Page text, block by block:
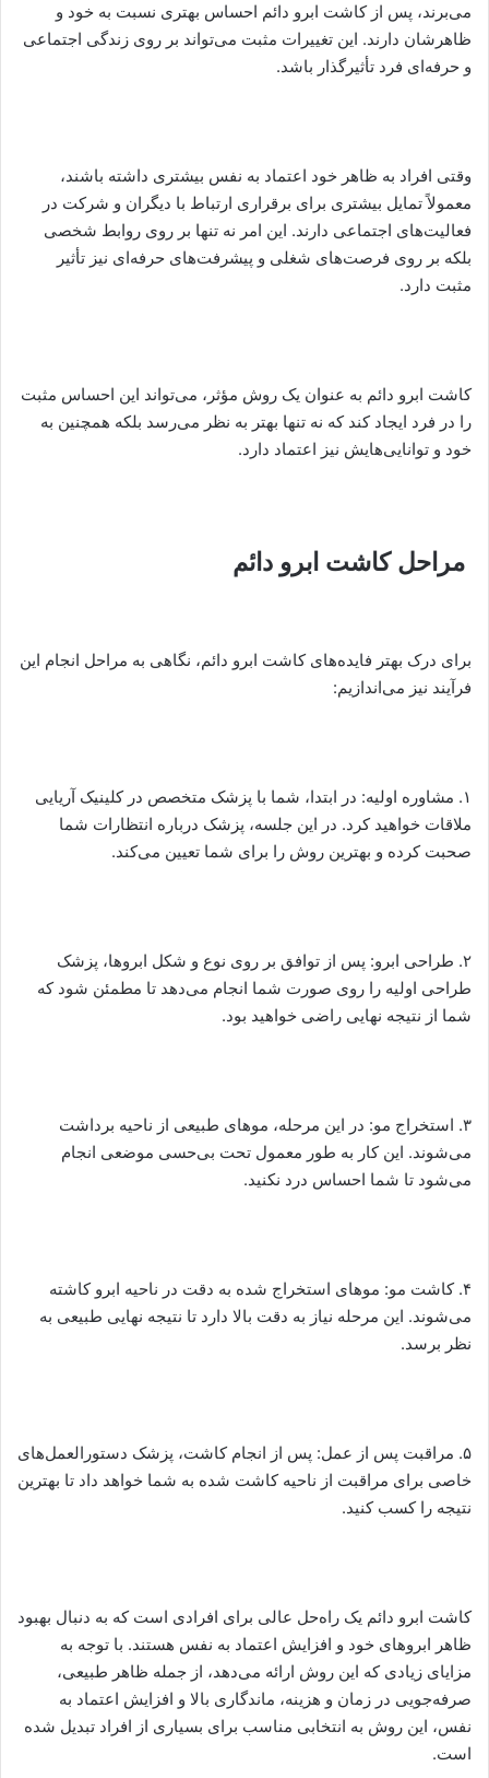
می‌برند، پس از کاشت ابرو دائم احساس بهتری نسبت به خود و
ظاهرشان دارند. این تغییرات مثبت می‌تواند بر روی زندگی اجتماعی
و حرفه‌ای فرد تأثیرگذار باشد.
وقتی افراد به ظاهر خود اعتماد به نفس بیشتری داشته باشند،
معمولاً تمایل بیشتری برای برقراری ارتباط با دیگران و شرکت در
فعالیت‌های اجتماعی دارند. این امر نه تنها بر روی روابط شخصی
بلکه بر روی فرصت‌های شغلی و پیشرفت‌های حرفه‌ای نیز تأثیر
مثبت دارد.
کاشت ابرو دائم به عنوان یک روش مؤثر، می‌تواند این احساس مثبت
را در فرد ایجاد کند که نه تنها بهتر به نظر می‌رسد بلکه همچنین به
خود و توانایی‌هایش نیز اعتماد دارد.
مراحل کاشت ابرو دائم
برای درک بهتر فایده‌های کاشت ابرو دائم، نگاهی به مراحل انجام این
فرآیند نیز می‌اندازیم:
۱. مشاوره اولیه: در ابتدا، شما با پزشک متخصص در کلینیک آریایی
ملاقات خواهید کرد. در این جلسه، پزشک درباره انتظارات شما
صحبت کرده و بهترین روش را برای شما تعیین می‌کند.
۲. طراحی ابرو: پس از توافق بر روی نوع و شکل ابروها، پزشک
طراحی اولیه را روی صورت شما انجام می‌دهد تا مطمئن شود که
شما از نتیجه نهایی راضی خواهید بود.
۳. استخراج مو: در این مرحله، موهای طبیعی از ناحیه برداشت
می‌شوند. این کار به طور معمول تحت بی‌حسی موضعی انجام
می‌شود تا شما احساس درد نکنید.
۴. کاشت مو: موهای استخراج شده به دقت در ناحیه ابرو کاشته
می‌شوند. این مرحله نیاز به دقت بالا دارد تا نتیجه نهایی طبیعی به
نظر برسد.
۵. مراقبت پس از عمل: پس از انجام کاشت، پزشک دستورالعمل‌های
خاصی برای مراقبت از ناحیه کاشت شده به شما خواهد داد تا بهترین
نتیجه را کسب کنید.
کاشت ابرو دائم یک راه‌حل عالی برای افرادی است که به دنبال بهبود
ظاهر ابروهای خود و افزایش اعتماد به نفس هستند. با توجه به
مزایای زیادی که این روش ارائه می‌دهد، از جمله ظاهر طبیعی،
صرفه‌جویی در زمان و هزینه، ماندگاری بالا و افزایش اعتماد به
نفس، این روش به انتخابی مناسب برای بسیاری از افراد تبدیل شده
است.